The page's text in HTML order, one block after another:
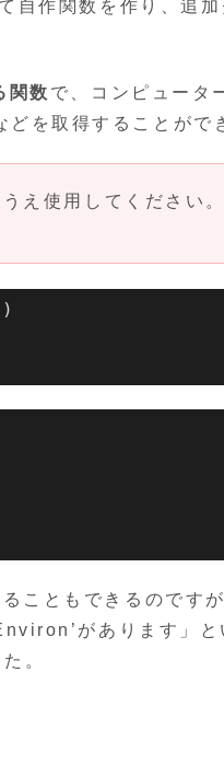
自作関数を作り、追
関数 で、コンピュータ
を取得することがで
え使用してください。
)
こともできるのです
があります」
。